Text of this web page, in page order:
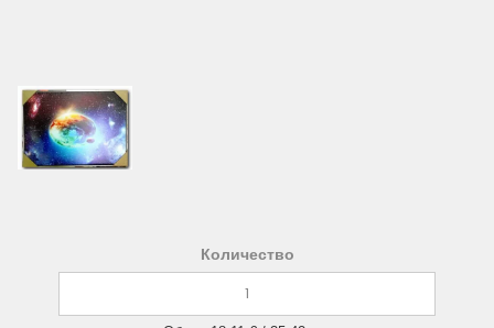
Количество